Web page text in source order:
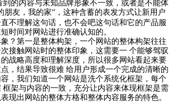
的内容与未知品牌形象不一致，或者是不能体
朋友，我的家”，这种含蓄的表发方式让新用户
不理解这句话，也不会吧这句话和它的产品服
时间对网站进行准确认知的。
？第一是整体构架，一个网站的整体构架往往
接触网站时的整体印象，这需要一 个能够驾驭
战略高度和理解深度，所以很多网站看起来要
，结果导致很难 给用户形成一个完成的清晰的
，我们知道一个网站是洗个系统化框架，每个
架与内容的一致，充分让内容来体现框架是需
现出网站的整体方格和整体内容服务的特色。